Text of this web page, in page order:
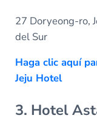
27 Doryeong-ro,
del Sur
Haga clic aquí
Jeju Hotel
3. Hotel